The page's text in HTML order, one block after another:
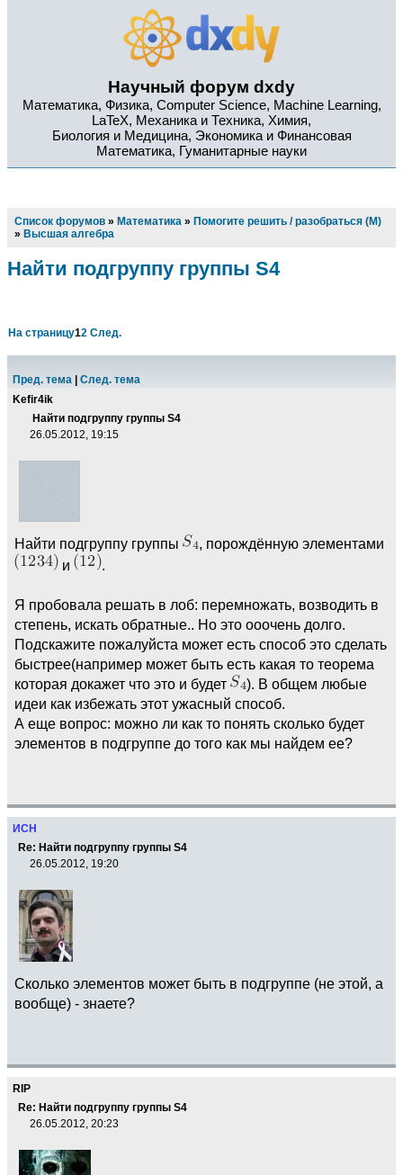
Научный форум dxdy
Математика, Физика, Computer Science, Machine Learning,
LaTeX, Механика и Техника, Химия,
Биология и Медицина, Экономика и Финансовая
Математика, Гуманитарные науки
Список форумов » Математика » Помогите решить / разобраться (М)
» Высшая алгебра
Найти подгруппу группы S4
На страницу12 След.
Пред. тема
След. тема
Kefir4ik
Найти подгруппу группы S4
26.05.2012, 19:15
Найти подгруппу группы
, порождённую элементами
и
.
Я пробовала решать в лоб: перемножать, возводить в
степень, искать обратные.. Но это ооочень долго.
Подскажите пожалуйста может есть способ это сделать
быстрее(например может быть есть какая то теорема
которая докажет что это и будет
). В общем любые
идеи как избежать этот ужасный способ.
А еще вопрос: можно ли как то понять сколько будет
элементов в подгруппе до того как мы найдем ее?
ИСН
Re: Найти подгруппу группы S4
26.05.2012, 19:20
Сколько элементов может быть в подгруппе (не этой, а
вообще) - знаете?
RIP
Re: Найти подгруппу группы S4
26.05.2012, 20:23